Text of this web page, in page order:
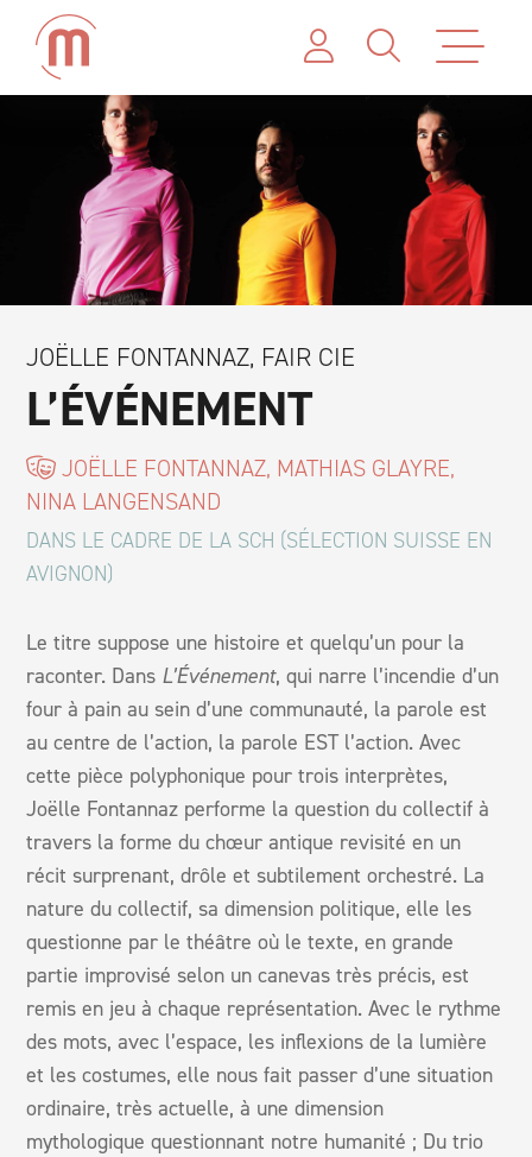
JOËLLE FONTANNAZ, FAIR CIE
L’ÉVÉNEMENT
JOËLLE FONTANNAZ, MATHIAS GLAYRE,
NINA LANGENSAND
DANS LE CADRE DE LA SCH (SÉLECTION SUISSE EN
AVIGNON)
Le titre suppose une histoire et quelqu’un pour la
raconter. Dans L’Événement,qui narre l’incendie d’un
four à painau seind’une communauté, la parole est
au centre de l’action, la parole EST l’action. Avec
cette pièce polyphonique pour trois interprètes,
Joëlle Fontannaz performe la question du collectif à
travers la forme du chœur antique revisité en un
récit surprenant, drôle et subtilement orchestré. La
nature du collectif, sa dimension politique, elle les
questionne par le théâtre où le texte, en grande
partie improvisé selon un canevas très précis, est
remis en jeu à chaque représentation. Avec le rythme
des mots, avec l’espace, les inflexions de la lumière
et les costumes, elle nous fait passer d’une situation
ordinaire, très actuelle, à une dimension
mythologique questionnant notre humanité ; Du trio